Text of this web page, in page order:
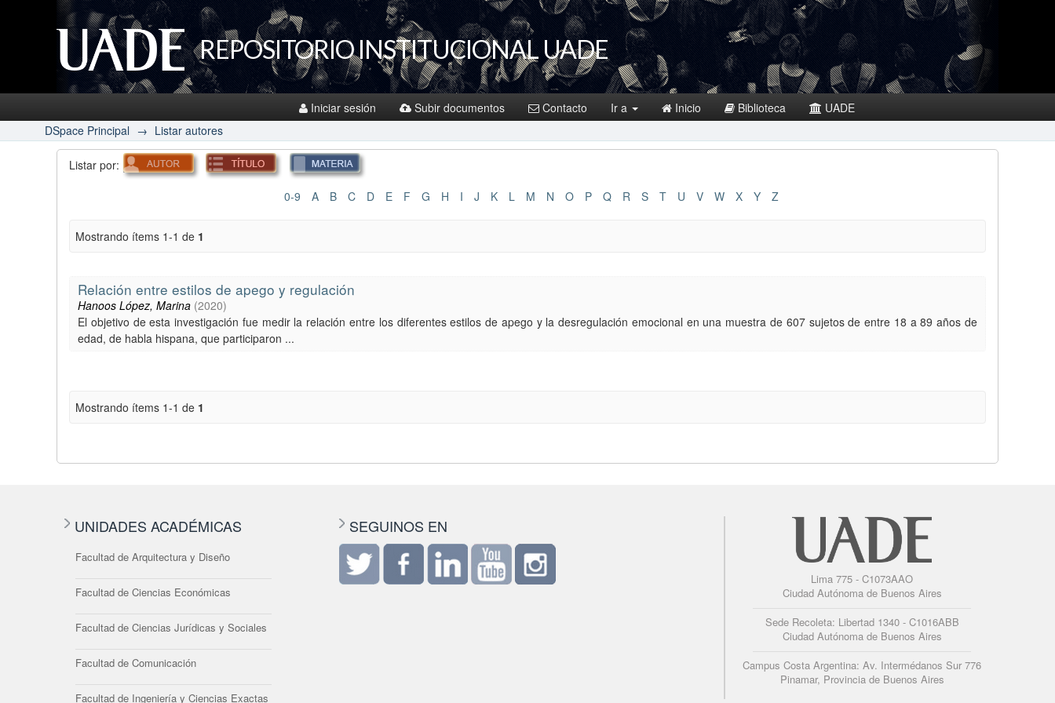
REPOSITORIO INSTITUCIONAL UADE
Iniciar sesión Subir documentos Contacto Ir a Inicio Biblioteca
UADE
DSpace Principal → Listar autores
Listar por:
0-9 A B C D E F G H I J K L M N O P Q R S T U V W X Y Z
Mostrando ítems 1-1 de 1
Relación entre estilos de apego y regulación
Hanoos López, Marina (2020)
El objetivo de esta investigación fue medir la relación entre los diferentes estilos de apego y la desregulación emocional en una muestra de 607 sujetos de entre 18 a 89 años de
edad, de habla hispana, que participaron ...
Mostrando ítems 1-1 de 1
UNIDADES ACADÉMICAS
Facultad de Arquitectura y Diseño
Facultad de Ciencias Económicas
Facultad de Ciencias Jurídicas y Sociales
Facultad de Comunicación
Facultad de Ingeniería y Ciencias Exactas
SEGUINOS EN
Lima 775 - C1073AAO
Ciudad Autónoma de Buenos Aires
Sede Recoleta: Libertad 1340 - C1016ABB
Ciudad Autónoma de Buenos Aires
Campus Costa Argentina: Av. Intermédanos Sur 776
Pinamar, Provincia de Buenos Aires